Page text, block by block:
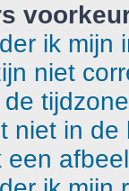
ik mijn
niet
niet in de
een